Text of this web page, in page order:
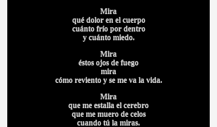
Mira
qué dolor en el cuerpo
cuánto frío por dentro
y cuánto miedo.
Mira
éstos ojos de fuego
mira
cómo reviento y se me va la vida.
Mira
que me estalla el cerebro
que me muero de celos
cuando tú la miras.